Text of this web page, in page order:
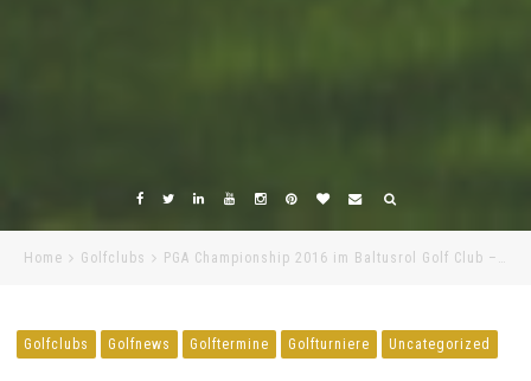
Home Golfclubs PGA Championship 2016 im Baltusrol Golf Club –…
Golfclubs Golfnews Golftermine Golfturniere Uncategorized